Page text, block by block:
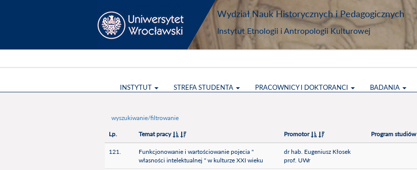
Wydział Nauk Historycznych i Pedagogicznych
Instytut Etnologii i Antropologii Kulturowej
INSTYTUT STREFA STUDENTA PRACOWNICY I DOKTORANCI BADANIA
wyszukiwanie/filtrowanie
Lp. Temat pracy Promotor Program studiów
121.
Funkcjonowanie i wartościowanie pojecia "
własności intelektualnej " w kulturze XXI wieku
dr hab. Eugeniusz Kłosek
prof. UWr